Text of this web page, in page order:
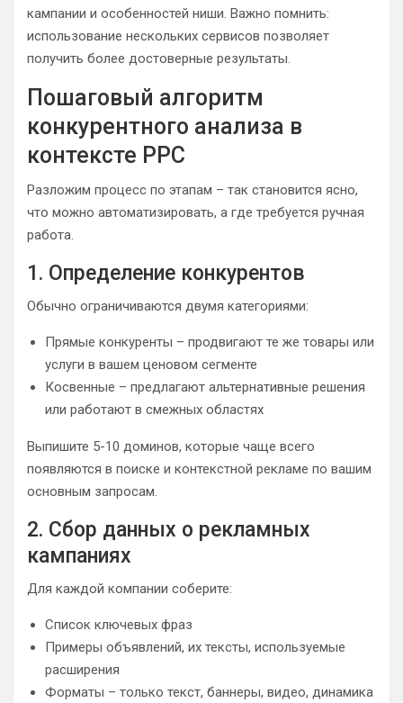
кампании и особенностей ниши. Важно помнить:
использование нескольких сервисов позволяет
получить более достоверные результаты.
Пошаговый алгоритм
конкурентного анализа в
контексте PPC
Разложим процесс по этапам – так становится ясно,
что можно автоматизировать, а где требуется ручная
работа.
1. Определение конкурентов
Обычно ограничиваются двумя категориями:
Прямые конкуренты – продвигают те же товары или
услуги в вашем ценовом сегменте
Косвенные – предлагают альтернативные решения
или работают в смежных областях
Выпишите 5-10 доминов, которые чаще всего
появляются в поиске и контекстной рекламе по вашим
основным запросам.
2. Сбор данных о рекламных
кампаниях
Для каждой компании соберите:
Список ключевых фраз
Примеры объявлений, их тексты, используемые
расширения
Форматы – только текст, баннеры, видео, динамика